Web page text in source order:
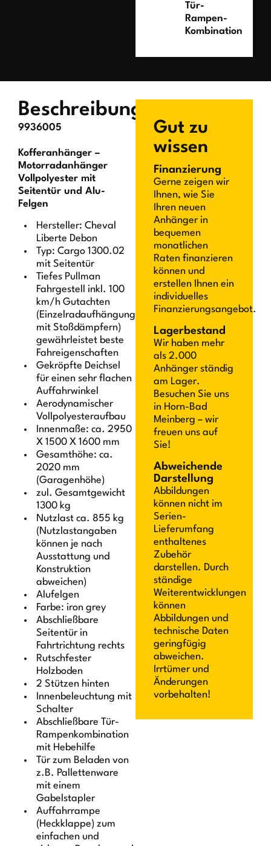
Tür-
Rampen-
Kombination
Beschreibung
9936005
Kofferanhänger –
Motorradanhänger
Vollpolyester mit
Seitentür und Alu-
Felgen
Hersteller: Cheval
Liberte Debon
Typ: Cargo 1300.02
mit Seitentür
Tiefes Pullman
Fahrgestell inkl. 100
km/h Gutachten
(Einzelradaufhängung
mit Stoßdämpfern)
gewährleistet beste
Fahreigenschaften
Gekröpfte Deichsel
für einen sehr flachen
Auffahrwinkel
Aerodynamischer
Vollpolyesteraufbau
Innenmaße: ca. 2950
X 1500 X 1600 mm
Gesamthöhe: ca.
2020 mm
(Garagenhöhe)
zul. Gesamtgewicht
1300 kg
Nutzlast ca. 855 kg
(Nutzlastangaben
können je nach
Ausstattung und
Konstruktion
abweichen)
Alufelgen
Farbe: iron grey
Abschließbare
Seitentür in
Fahrtrichtung rechts
Rutschfester
Holzboden
2 Stützen hinten
Innenbeleuchtung mit
Schalter
Abschließbare Tür-
Rampenkombination
mit Hebehilfe
Tür zum Beladen von
z.B. Pallettenware
mit einem
Gabelstapler
Auffahrrampe
(Heckklappe) zum
einfachen und
Gut zu
wissen
Finanzierung
Gerne zeigen wir
Ihnen, wie Sie
Ihren neuen
Anhänger in
bequemen
monatlichen
Raten finanzieren
können und
erstellen Ihnen ein
individuelles
Finanzierungsangebot.
Lagerbestand
Wir haben mehr
als 2.000
Anhänger ständig
am Lager.
Besuchen Sie uns
in Horn-Bad
Meinberg – wir
freuen uns auf
Sie!
Abweichende
Darstellung
Abbildungen
können nicht im
Serien-
Lieferumfang
enthaltenes
Zubehör
darstellen. Durch
ständige
Weiterentwicklungen
können
Abbildungen und
technische Daten
geringfügig
abweichen.
Irrtümer und
Änderungen
vorbehalten!